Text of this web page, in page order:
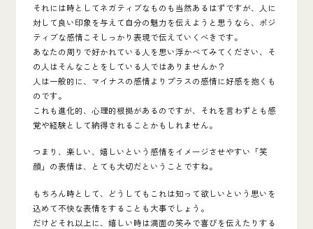
それには時としてネガティブなものも当然あるはずですが、人に
対して良い印象を与えて自分の魅力を伝えようと思うなら、ポジ
ティブな感情こそしっかり表現で伝えていくべきです。
あなたの周りで好かれている人を思い浮かべてみてください、そ
の人はそんなことをしている人ではありませんか？
人は一般的に、マイナスの感情よりプラスの感情に好感を抱くも
のです。
これも進化的、心理的根拠があるのですが、それを言わずとも感
覚や経験として納得されることかもしれません。
つまり、楽しい、嬉しいという感情をイメージさせやすい「笑
顔」の表情は、とても大切だということですね。
もちろん時として、どうしてもこれは知って欲しいという思いを
込めて不快な表情をすることも大事でしょう。
だけどそれ以上に、嬉しい時は満面の笑みで喜びを伝えたりする